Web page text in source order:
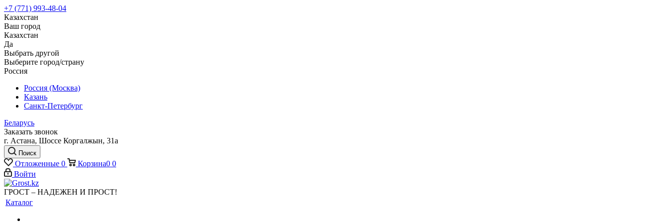
+7 (771) 993-48-04
Казахстан
Ваш город
Казахстан
Да
Выбрать другой
Выберите город/страну
Россия
Россия (Москва)
Казань
Санкт-Петербург
Беларусь
Заказать звонок
г. Астана, Шоссе Коргалжын, 31а
Поиск
Отложенные 0 Корзина0 0
Войти
ГРОСТ – НАДЕЖЕН И ПРОСТ!
Каталог